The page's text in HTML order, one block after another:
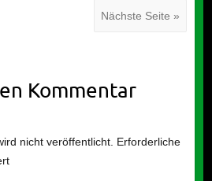
Nächste Seite »
Kommentar
nicht veröffentlicht. Erforderliche